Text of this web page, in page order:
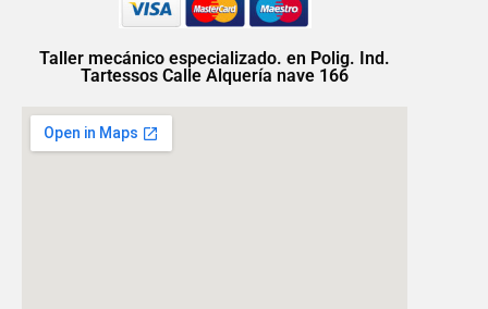
Taller mecánico especializado. en Polig. Ind.
Tartessos Calle Alquería nave 166